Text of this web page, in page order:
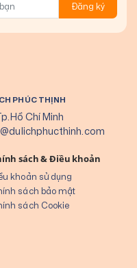
Đăng ký
PHÚC THỊNH
Chí Minh
sách & Điều khoản
khoản sử dụng
sách bảo mật
sách Cookie